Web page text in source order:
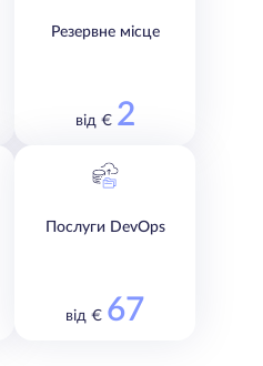
Резервне місце
від € 2
Послуги DevOps
від € 67